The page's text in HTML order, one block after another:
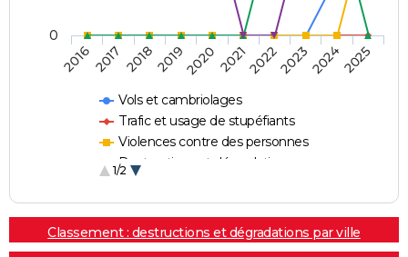
Vols et cambriolages
Trafic et usage de stupéfiants
Violences contre des personnes
Destructions et dégradations
1/2
20162017 20182019202020212022202320242025
0
Classement : destructions et dégradations par ville